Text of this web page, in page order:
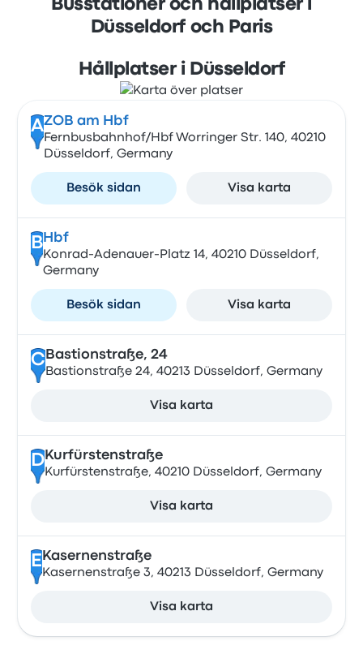
Busstationer och hållplatser i
Düsseldorf och Paris
Hållplatser i Düsseldorf
AZOB am Hbf
Fernbusbahnhof/Hbf Worringer Str. 140, 40210
Düsseldorf, Germany
Besök sidan Visa karta
B Hbf
Konrad-Adenauer-Platz 14, 40210 Düsseldorf,
Germany
Besök sidan Visa karta
CBastionstraße, 24
Bastionstraße 24, 40213 Düsseldorf, Germany
Visa karta
DKurfürstenstraße
Kurfürstenstraße, 40210 Düsseldorf, Germany
Visa karta
E Kasernenstraße
Kasernenstraße 3, 40213 Düsseldorf, Germany
Visa karta